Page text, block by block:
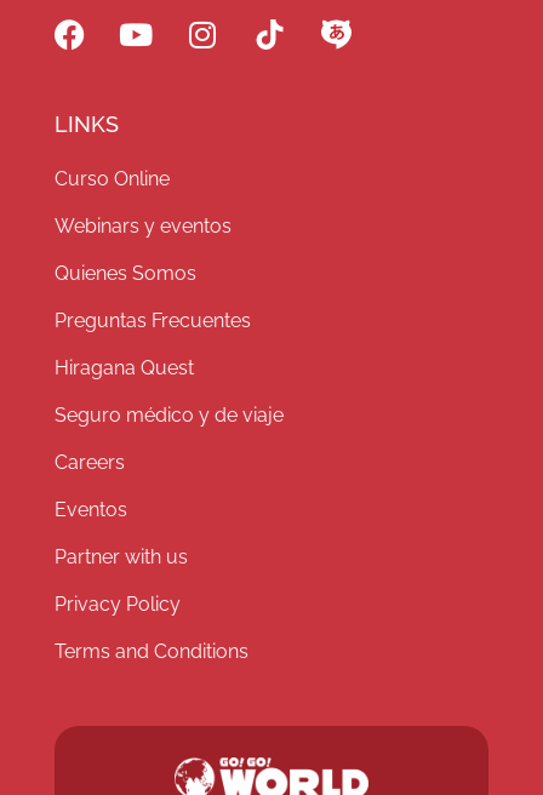
LINKS
Curso Online
Webinars y eventos
Quienes Somos
Preguntas Frecuentes
Hiragana Quest
Seguro médico y de viaje
Careers
Eventos
Partner with us
Privacy Policy
Terms and Conditions